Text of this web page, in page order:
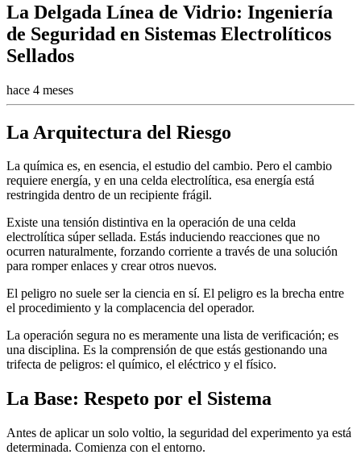
La Delgada Línea de Vidrio: Ingeniería
de Seguridad en Sistemas Electrolíticos
Sellados
hace 4 meses
La Arquitectura del Riesgo
La química es, en esencia, el estudio del cambio. Pero el cambio
requiere energía, y en una celda electrolítica, esa energía está
restringida dentro de un recipiente frágil.
Existe una tensión distintiva en la operación de una celda
electrolítica súper sellada. Estás induciendo reacciones que no
ocurren naturalmente, forzando corriente a través de una solución
para romper enlaces y crear otros nuevos.
El peligro no suele ser la ciencia en sí. El peligro es la brecha entre
el procedimiento y la complacencia del operador.
La operación segura no es meramente una lista de verificación; es
una disciplina. Es la comprensión de que estás gestionando una
trifecta de peligros: el químico, el eléctrico y el físico.
La Base: Respeto por el Sistema
Antes de aplicar un solo voltio, la seguridad del experimento ya está
determinada. Comienza con el entorno.